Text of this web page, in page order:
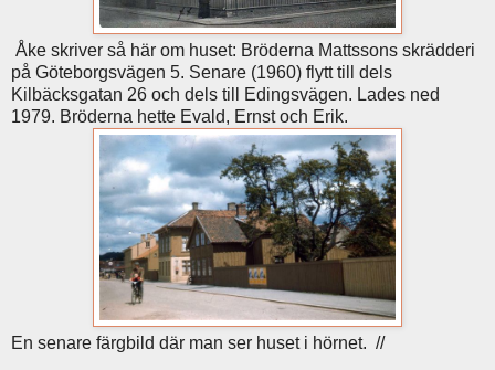
Åke skriver så här om huset: Bröderna Mattssons skrädderi
på Göteborgsvägen 5. Senare (1960) flytt till dels
Kilbäcksgatan 26 och dels till Edingsvägen. Lades ned
1979. Bröderna hette Evald, Ernst och Erik.
En senare färgbild där man ser huset i hörnet. //